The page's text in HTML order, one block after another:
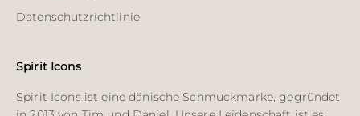
Datenschutzrichtlinie
Spirit Icons
Spirit Icons ist eine dänische Schmuckmarke, gegründet